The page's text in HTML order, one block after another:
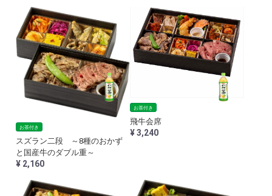
お茶付き
飛牛会席
¥ 3,240
お茶付き
スズラン二段 ～8種のおかず
と国産牛のダブル重～
¥ 2,160